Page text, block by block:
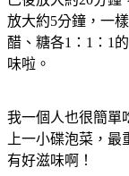
放大約5分鐘，一
醋、糖各1：1：1
味啦。
我一個人也很簡單
上一小碟泡菜，
有好滋味啊！